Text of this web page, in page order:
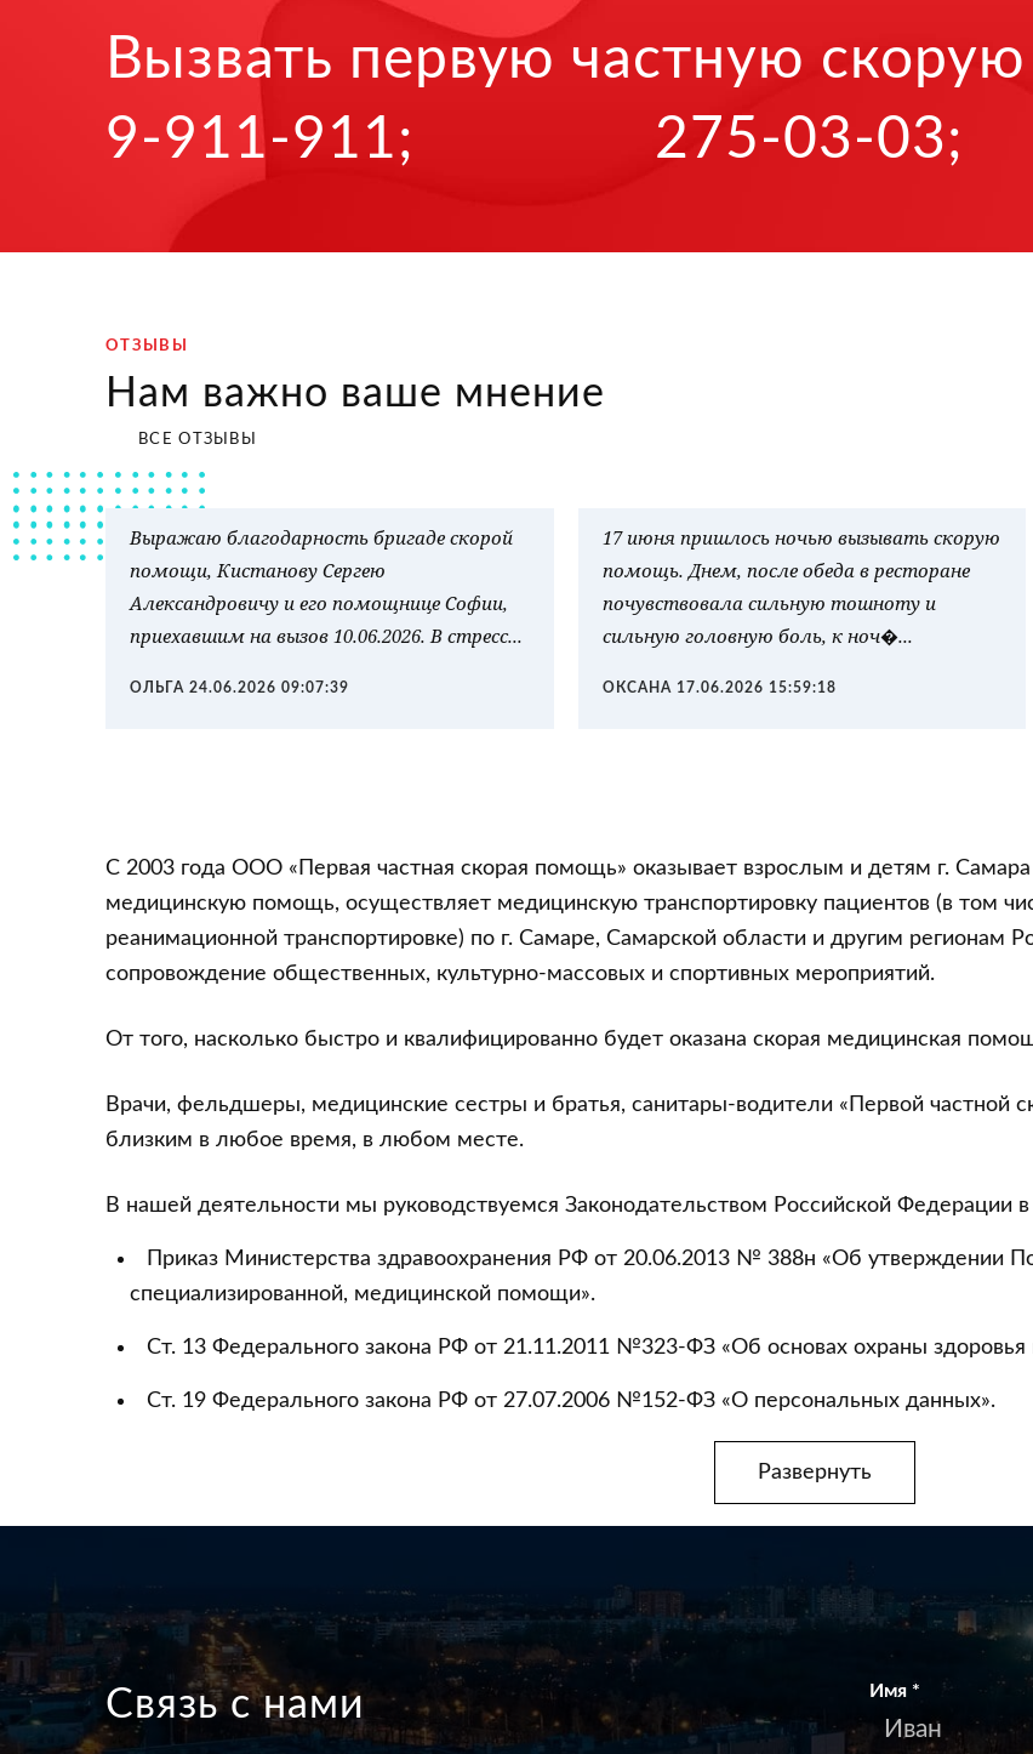
Вызвать первую частную
9-911-911;
275-03-03;
ОТЗЫВЫ
Нам важно ваше мнение
ВСЕ ОТЗЫВЫ
Выражаю благодарность бригаде скорой
помощи, Кистанову Сергею
Александровичу и его помощнице Софии,
приехавшим на вызов 10.06.2026. В стресс...
ОЛЬГА 24.06.2026 09:07:39
17 июня пришлось ночью вызывать скорую
помощь. Днем, после обеда в ресторане
почувствовала сильную тошноту и
сильную головную боль, к ноч�...
ОКСАНА 17.06.2026 15:59:18
С 2003 года ООО «Первая частная скорая помощь» оказывает взрослым и детям г.
медицинскую помощь, осуществляет медицинскую транспортировку пациентов (в том
реанимационной транспортировке) по г. Самаре, Самарской области и другим регионам
сопровождение общественных, культурно-массовых и спортивных мероприятий.
От того, насколько быстро и квалифицированно будет оказана скорая медицинская
Врачи, фельдшеры, медицинские сестры и братья, санитары-водители «Первой
близким в любое время, в любом месте.
В нашей деятельности мы руководствуемся Законодательством Российской Федерации в
Приказ Министерства здравоохранения РФ от 20.06.2013 № 388н «Об утверждении
специализированной, медицинской помощи».
Ст. 13 Федерального закона РФ от 21.11.2011 №323-ФЗ «Об основах охраны
Ст. 19 Федерального закона РФ от 27.07.2006 №152-ФЗ «О персональных данных».
Развернуть
Связь с нами Имя *